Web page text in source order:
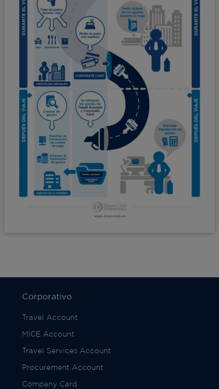
Corporativo
Travel Account
MICE Account
Travel Services Account
Procurement Account
Company Card